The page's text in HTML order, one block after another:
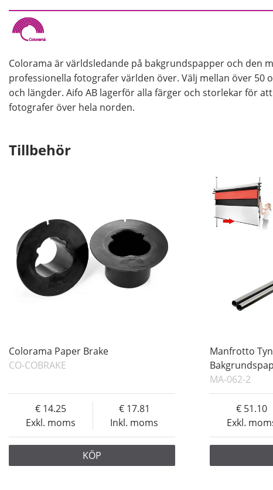
användas under längre tid. Detta för att undvika att
pappret kommer i kläm under förvaring vilket gör att det
Colorama är världsledande på bakgrundspapper och den
professionella fotografer världen över. Välj mellan över 50
och längder. Aifo AB lagerför alla färger och storlekar för
fotografer över hela norden.
Tillbehör
Colorama Paper Brake
CO-COBRAKE
Exkl. moms
14.25
Inkl. moms
17.81
KÖP
Manfrotto
MA-062-2
Exkl.
51.10